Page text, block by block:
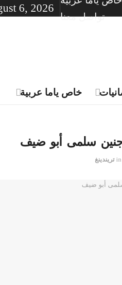
تواصل معنا
6, 2026
خاص ياما عربية
جنين سلمى أبو ضيف
in تريندينغ